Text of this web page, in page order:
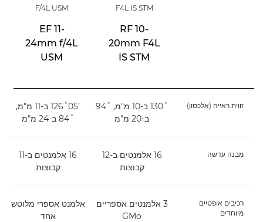
F4L IS STM
RF 10-
20mm F4L
IS STM
F/4L USM
EF 11-
24mm f/4L
USM
זווית ראייה (אלכסון)
‎130˚‎‏ ב-10 מ"מ, ‎94˚‎‏
ב-20 מ"מ
‎126˚05’‎ ב-11 מ"מ,
‎84˚‎ ב-24 מ"מ
מבנה עדשה
16 אלמנטים ב-12
קבוצות
16 אלמנטים ב-11
קבוצות
רכיבים אופטיים
מיוחדים
3 אלמנטים אספריים
GMo
אלמנט אספרי מלוטש
אחד